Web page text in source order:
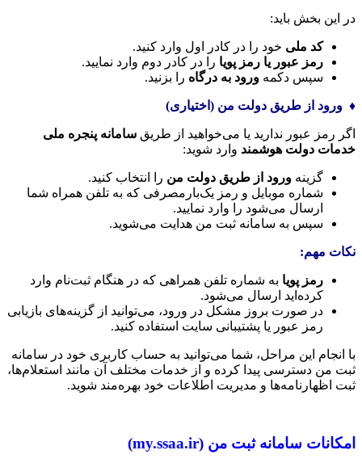
در این بخش باید:
کد ملی خود را در کادر اول وارد کنید.
رمز عبور یا رمز پویا را در کادر دوم وارد نمایید.
سپس دکمه ورود به درگاه را بزنید.
♦️ ورود از طریق دولت من (اختیاری)
اگر رمز عبور ندارید یا می‌خواهید از طریق سامانه پنجره ملی
خدمات دولت هوشمند وارد شوید:
گزینه ورود از طریق دولت من را انتخاب کنید.
شماره موبایل و رمز یک‌بارمصرفی که به تلفن همراه شما
ارسال می‌شود را وارد نمایید.
سپس به سامانه ثبت من هدایت می‌شوید.
نکات مهم:
رمز پویا به شماره تلفن همراهی که در هنگام ثبت‌نام وارد
کرده‌اید ارسال می‌شود.
در صورت بروز مشکل در ورود، می‌توانید از گزینه‌های بازیابی
رمز عبور یا پشتیبانی سایت استفاده کنید.
با انجام این مراحل، شما می‌توانید به حساب کاربری خود در سامانه
ثبت من دسترسی پیدا کرده و از خدمات مختلف آن مانند استعلام‌ها،
ثبت اظهارنامه‌ها و مدیریت اطلاعات خود بهره‌مند شوید.
امکانات سامانه ثبت من (my.ssaa.ir)